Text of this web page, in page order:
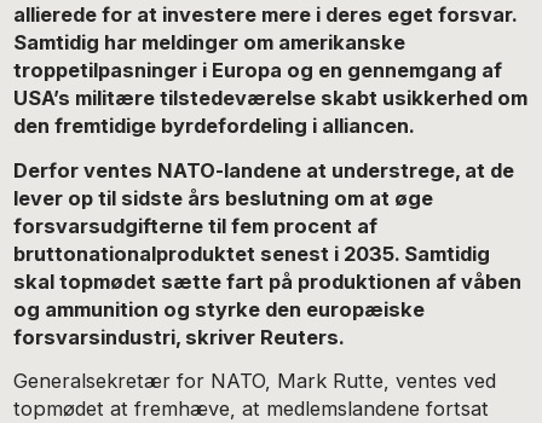
allierede for at investere mere i deres eget forsvar.
Samtidig har meldinger om amerikanske
troppetilpasninger i Europa og en gennemgang af
USA’s militære tilstedeværelse skabt usikkerhed om
den fremtidige byrdefordeling i alliancen.
Derfor ventes NATO-landene at understrege, at de
lever op til sidste års beslutning om at øge
forsvarsudgifterne til fem procent af
bruttonationalproduktet senest i 2035. Samtidig
skal topmødet sætte fart på produktionen af våben
og ammunition og styrke den europæiske
forsvarsindustri, skriver Reuters.
Generalsekretær for NATO, Mark Rutte, ventes ved
topmødet at fremhæve, at medlemslandene fortsat